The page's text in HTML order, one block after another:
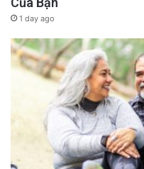
1 day ago